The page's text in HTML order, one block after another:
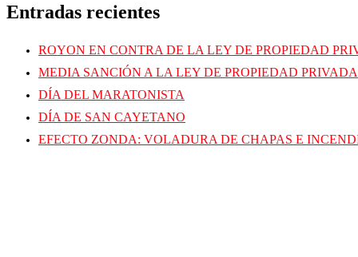
Entradas recientes
ROYON EN CONTRA DE LA LEY DE PROPIEDAD
MEDIA SANCIÓN A LA LEY DE PROPIEDAD PRIVADA
DÍA DEL MARATONISTA
DÍA DE SAN CAYETANO
EFECTO ZONDA: VOLADURA DE CHAPAS E